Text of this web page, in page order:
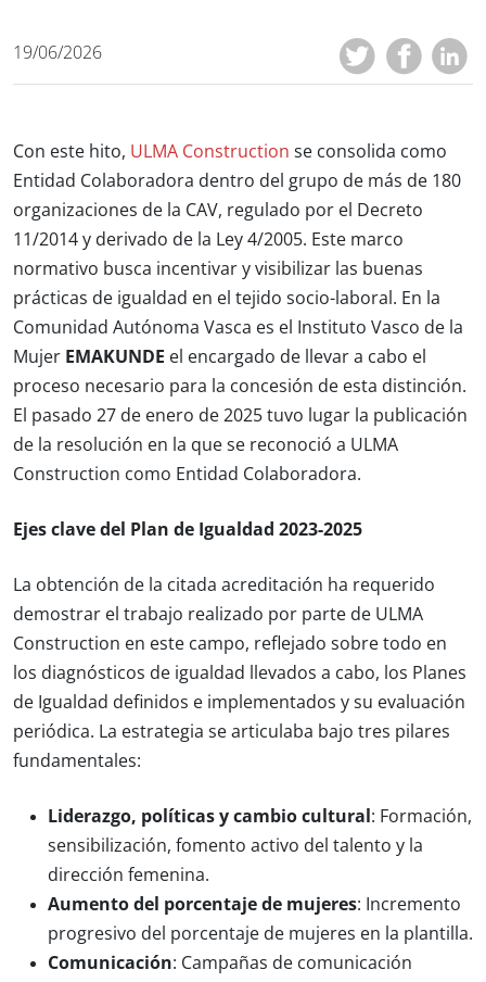
19/06/2026
Con este hito, ULMA Construction se consolida como
Entidad Colaboradora dentro del grupo de más de 180
organizaciones de la CAV, regulado por el Decreto
11/2014 y derivado de la Ley 4/2005. Este marco
normativo busca incentivar y visibilizar las buenas
prácticas de igualdad en el tejido socio-laboral. En la
Comunidad Autónoma Vasca es el Instituto Vasco de la
Mujer EMAKUNDE el encargado de llevar a cabo el
proceso necesario para la concesión de esta distinción.
El pasado 27 de enero de 2025 tuvo lugar la publicación
de la resolución en la que se reconoció a ULMA
Construction como Entidad Colaboradora.
Ejes clave del Plan de Igualdad 2023-2025
La obtención de la citada acreditación ha requerido
demostrar el trabajo realizado por parte de ULMA
Construction en este campo, reflejado sobre todo en
los diagnósticos de igualdad llevados a cabo, los Planes
de Igualdad definidos e implementados y su evaluación
periódica. La estrategia se articulaba bajo tres pilares
fundamentales:
Liderazgo, políticas y cambio cultural : Formación,
sensibilización, fomento activo del talento y la
dirección femenina.
Aumento del porcentaje de mujeres: Incremento
progresivo del porcentaje de mujeres en la plantilla.
Comunicación: Campañas de comunicación